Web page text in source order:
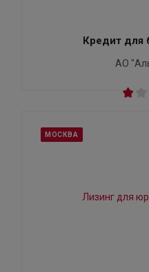
Кредит для
АО
МОСКВА